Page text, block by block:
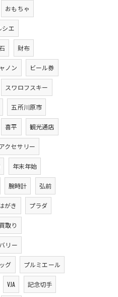
おもちゃ
シエ
財布
ノン ビール券
スワロフスキー
五所川原市
喜平 観光通店
アクセサリー
年末年始
腕時計 弘前
がき プラダ
買取り
リー
グ プルミエール
VJA 記念切手